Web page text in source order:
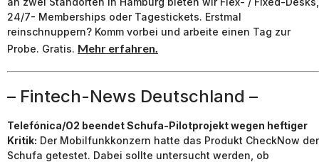
24/7- Memberships oder Tagestickets. Erstmal
reinschnuppern? Komm vorbei und arbeite einen Tag zur
Probe. Gratis. Mehr erfahren.
– Fintech-News Deutschland –
Telefónica/O2 beendet Schufa-Pilotprojekt wegen heftiger
Kritik: Der Mobilfunkkonzern hatte das Produkt CheckNow der
Schufa getestet. Dabei sollte untersucht werden, ob